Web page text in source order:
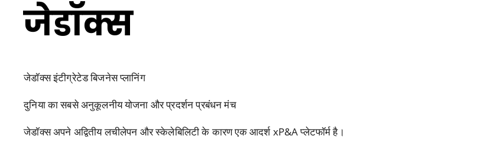
जेडॉक्स
जेडॉक्स इंटीग्रेटेड बिजनेस प्लानिंग
दुनिया का सबसे अनुकूलनीय योजना और प्रदर्शन प्रबंधन मंच
जेडॉक्स अपने अद्वितीय लचीलेपन और स्केलेबिलिटी के कारण एक आदर्श xP&A प्लेटफॉर्म है।